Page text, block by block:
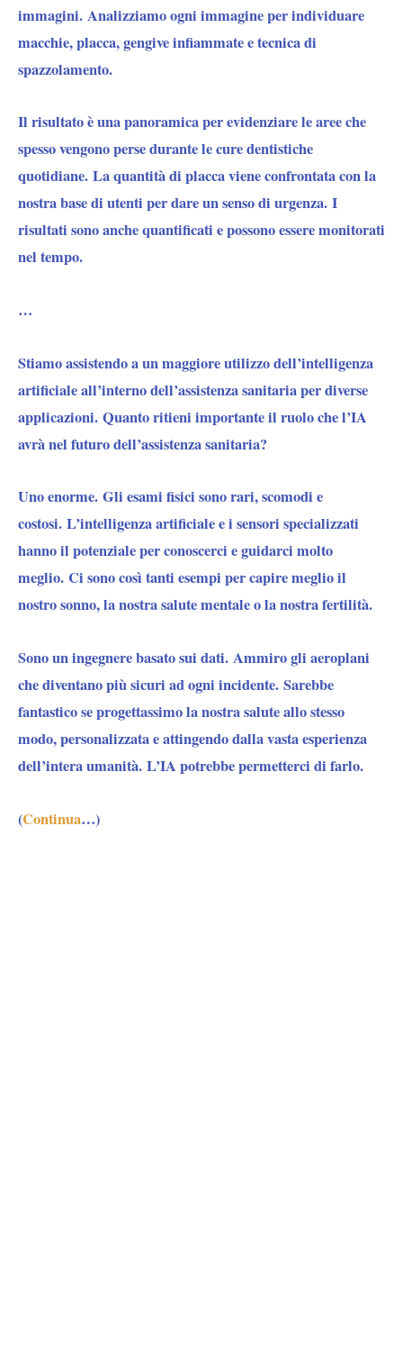
immagini. Analizziamo ogni immagine per individuare
macchie, placca, gengive infiammate e tecnica di
spazzolamento.
Il risultato è una panoramica per evidenziare le aree che
spesso vengono perse durante le cure dentistiche
quotidiane. La quantità di placca viene confrontata con la
nostra base di utenti per dare un senso di urgenza. I
risultati sono anche quantificati e possono essere monitorati
nel tempo.
…
Stiamo assistendo a un maggiore utilizzo dell’intelligenza
artificiale all’interno dell’assistenza sanitaria per diverse
applicazioni. Quanto ritieni importante il ruolo che l’IA
avrà nel futuro dell’assistenza sanitaria?
Uno enorme. Gli esami fisici sono rari, scomodi e
costosi. L’intelligenza artificiale e i sensori specializzati
hanno il potenziale per conoscerci e guidarci molto
meglio. Ci sono così tanti esempi per capire meglio il
nostro sonno, la nostra salute mentale o la nostra fertilità.
Sono un ingegnere basato sui dati. Ammiro gli aeroplani
che diventano più sicuri ad ogni incidente. Sarebbe
fantastico se progettassimo la nostra salute allo stesso
modo, personalizzata e attingendo dalla vasta esperienza
dell’intera umanità. L’IA potrebbe permetterci di farlo.
(Continua…)